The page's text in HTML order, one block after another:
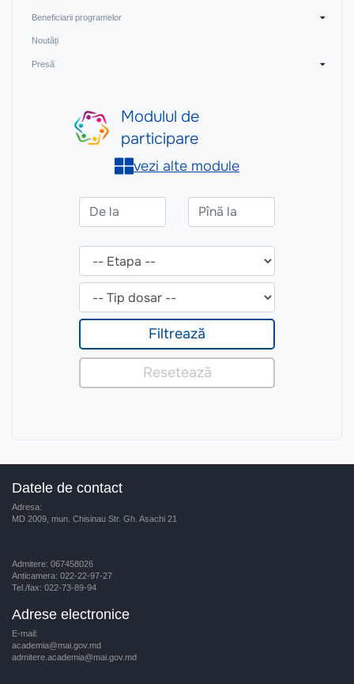
Beneficiarii programelor
Noutăți
Presă
Datele de contact
Adresa:
MD 2009, mun. Chisinau Str. Gh. Asachi 21
Admitere: 067458026
Anticamera: 022-22-97-27
Tel./fax: 022-73-89-94
Adrese electronice
E-mail:
academia@mai.gov.md
admitere.academia@mai.gov.md